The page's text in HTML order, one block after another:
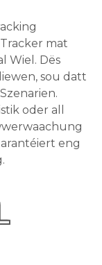
mat
Wiel. Dës
sou datt
oder all
eng